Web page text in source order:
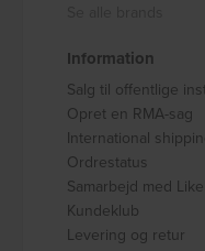
Information
Salg til offentlige
Opret en RMA-sag
International
Ordrestatus
Samarbejd med
Kundeklub
Levering og retur